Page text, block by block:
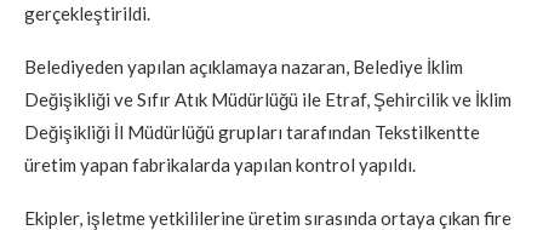
gerçekleştirildi.
Belediyeden yapılan açıklamaya nazaran, Belediye İklim
Değişikliği ve Sıfır Atık Müdürlüğü ile Etraf, Şehircilik ve İklim
Değişikliği İl Müdürlüğü grupları tarafından Tekstilkentte
üretim yapan fabrikalarda yapılan kontrol yapıldı.
Ekipler, işletme yetkililerine üretim sırasında ortaya çıkan fire